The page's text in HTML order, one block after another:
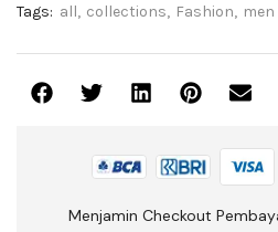
Tags: all, collections, Fashion, men
Menjamin Checkout